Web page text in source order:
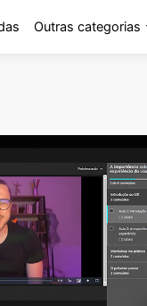
Outras categorias